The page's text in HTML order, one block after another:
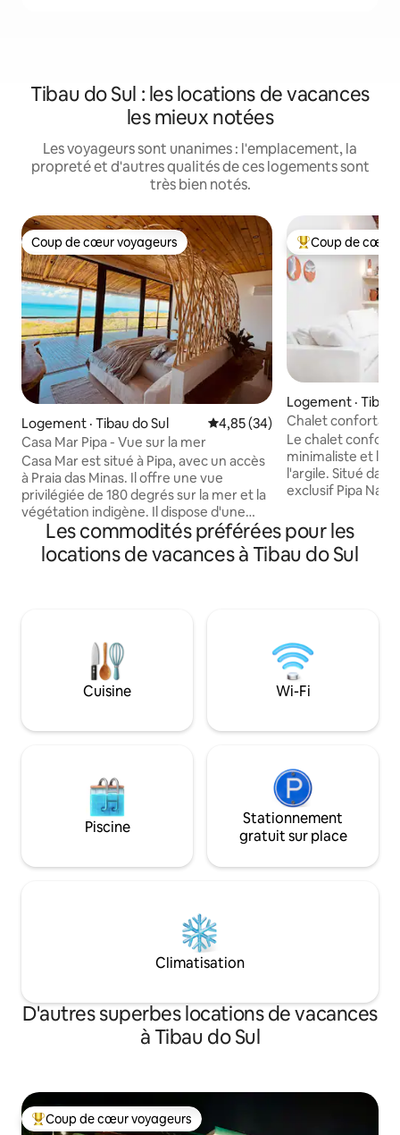
Tibau do Sul : les locations de vacances
les mieux notées
Les voyageurs sont unanimes : l'emplacement, la
propreté et d'autres qualités de ces logements sont
très bien notés.
Coup de cœur voyageurs
Coup de cœur voyageurs
Logement · Tibau do Sul Note moyenne de 4,85 sur 5,
4,85 (34)
Casa Mar Pipa - Vue sur la mer
Casa Mar est situé à Pipa, avec un accès
à Praia das Minas. Il offre une vue
privilégiée de 180 degrés sur la mer et la
végétation indigène. Il dispose d'une
piscine et d'un espace gastronomique,
de 2 suites avec vue sur la mer, de la
climatisation., lits King size, linge de
supplémentaires externalisés : chef,
massage, déjeuner. REMARQUE :
Lorsque la location est pour 1 couple,
nous avons 1 suite ouverte. La maison ne
voyageurs.
Coup de cœur
Coup de cœur
Logement · Tibau
Chalet
exclusif menant à
Le chalet
minimaliste et le
l'argile. Situé
exclusif Pipa
qui veulent la
trouve un sentier
traverse une
retraite idéale
recherchent un
plein contact
Les commodités préférées pour les
locations de vacances à Tibau do Sul
Cuisine Wi-Fi
Piscine
Stationnement
gratuit sur place
Climatisation
D'autres superbes locations de vacances
à Tibau do Sul
Coup de cœur voyageurs parmi les plus aimés
Coup de cœur voyageurs